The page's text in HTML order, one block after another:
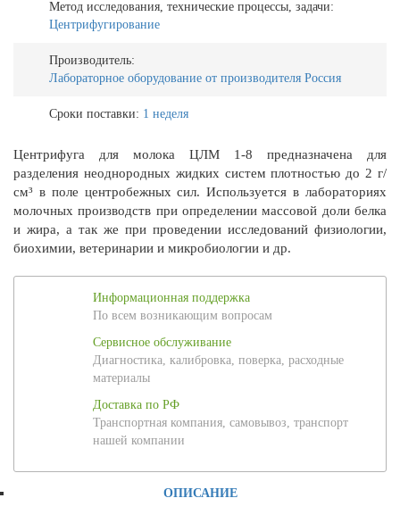
Метод исследования, технические процессы, задачи:
Центрифугирование
Производитель:
Лабораторное оборудование от производителя Россия
Сроки поставки: 1 неделя
Центрифуга для молока ЦЛМ 1-8 предназначена для
разделения неоднородных жидких систем плотностью до 2 г/
см³ в поле центробежных сил. Используется в лабораториях
молочных производств при определении массовой доли белка
и жира, а так же при проведении исследований физиологии,
биохимии, ветеринарии и микробиологии и др.
Информационная поддержка
По всем возникающим вопросам
Сервисное обслуживание
Диагностика, калибровка, поверка, расходные
материалы
Доставка по РФ
Транспортная компания, самовывоз, транспорт
нашей компании
ОПИСАНИЕ